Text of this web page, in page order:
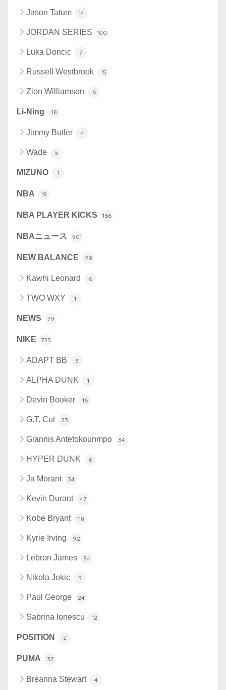
Jason Tatum 14
JORDAN SERIES 100
Luka Doncic 7
Russell Westbrook 15
Zion Williamson 6
Li-Ning 18
Jimmy Butler 4
Wade 5
MIZUNO 1
NBA 19
NBA PLAYER KICKS 166
NBAニュース 501
NEW BALANCE 29
Kawhi Leonard 6
TWO WXY 1
NEWS 79
NIKE 725
ADAPT BB 3
ALPHA DUNK 1
Devin Booker 16
G.T. Cut 23
Giannis Antetokounmpo 34
HYPER DUNK 6
Ja Morant 34
Kevin Durant 47
Kobe Bryant 118
Kyrie Irving 92
Lebron James 84
Nikola Jokic 5
Paul George 24
Sabrina Ionescu 12
POSITION 2
PUMA 37
Breanna Stewart 4